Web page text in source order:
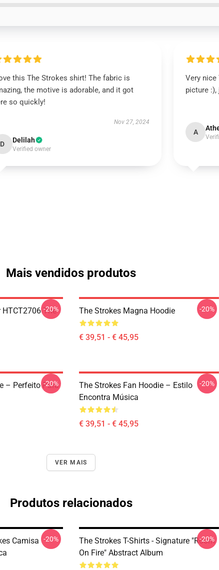
this The Strokes shirt! The fabric is
the motive is adorable, and it got
so quickly!
Nov 27, 2024
D Delilah
Verified owner
Very
picture
A
Mais vendidos produtos
HTCT2706 The
-20% The Strokes Magna Hoodie
€ 39,51 - € 45,95
-20%
– Perfeito Para
-20%
The Strokes Fan Hoodie – Estilo
Encontra Música
€ 39,51 - € 45,95
-20%
VER MAIS
Produtos relacionados
Camisa
-20%
The Strokes T-Shirts - Signature "Room
On Fire" Abstract Album
-20%